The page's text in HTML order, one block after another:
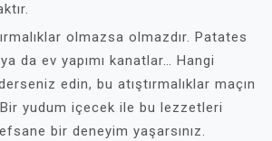
olmazsa olmazdır. Patates
da ev yapımı kanatlar… Hangi
edin, bu atıştırmalıklar maçın
Bir yudum içecek ile bu lezzetleri
bir deneyim yaşarsınız.